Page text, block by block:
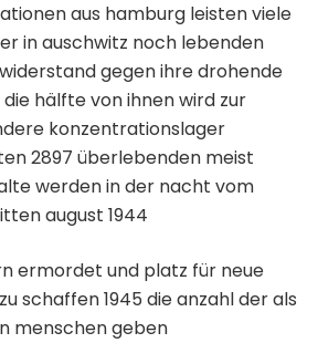
aus hamburg leisten viele
in auschwitz noch lebenden
gegen ihre drohende
hälfte von ihnen wird zur
konzentrationslager
2897 überlebenden meist
werden in der nacht vom
august 1944
ermordet und platz für neue
schaffen 1945 die anzahl der als
menschen geben